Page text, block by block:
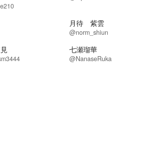
月待 紫雲
@norm_shiun
七瀬瑠華
@NanaseRuka